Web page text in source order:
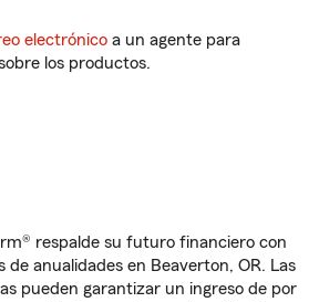
electrónico a un agente para
los productos.
respalde su futuro financiero con
de anualidades en Beaverton, OR. Las
pueden garantizar un ingreso de por